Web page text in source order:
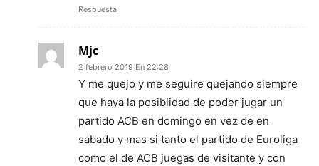
Respuesta
Mjc
2 febrero 2019 En 22:28
Y me quejo y me seguire quejando siempre
que haya la posiblidad de poder jugar un
partido ACB en domingo en vez de en
sabado y mas si tanto el partido de Euroliga
como el de ACB juegas de visitante y con